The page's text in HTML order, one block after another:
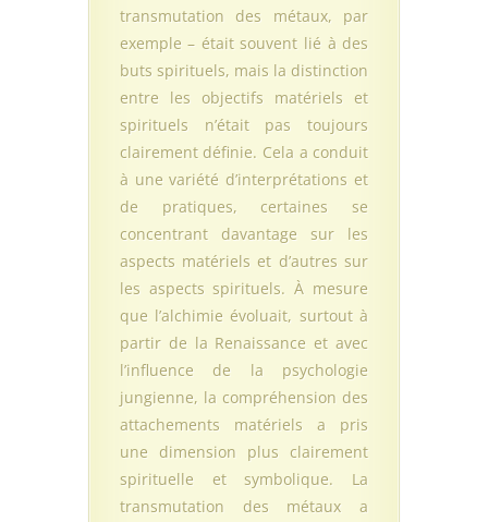
transmutation des métaux, par
exemple – était souvent lié à des
buts spirituels, mais la distinction
entre les objectifs matériels et
spirituels n’était pas toujours
clairement définie. Cela a conduit
à une variété d’interprétations et
de pratiques, certaines se
concentrant davantage sur les
aspects matériels et d’autres sur
les aspects spirituels. À mesure
que l’alchimie évoluait, surtout à
partir de la Renaissance et avec
l’influence de la psychologie
jungienne, la compréhension des
attachements matériels a pris
une dimension plus clairement
spirituelle et symbolique. La
transmutation des métaux a